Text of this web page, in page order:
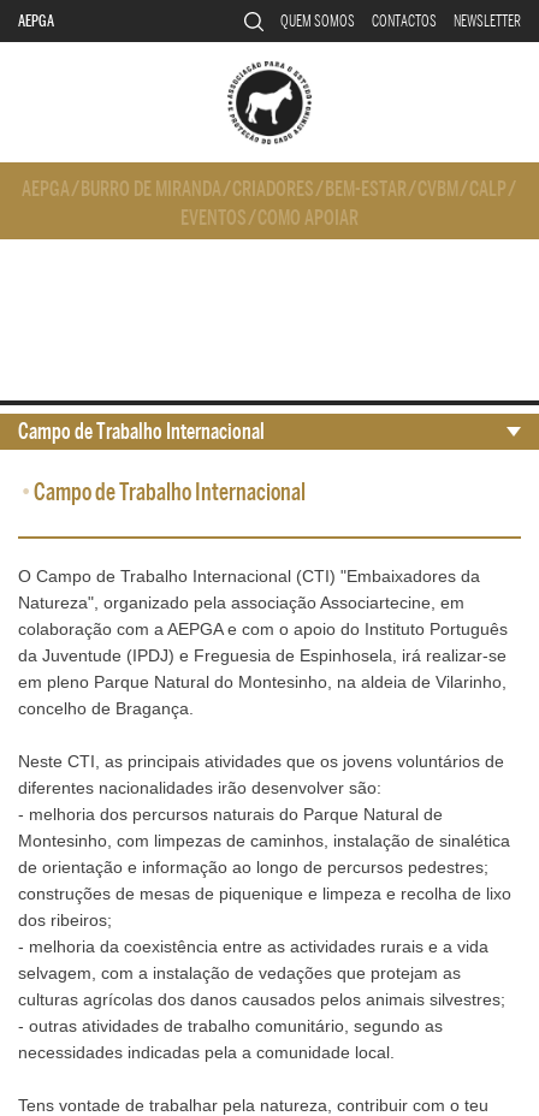
AEPGA QUEM SOMOS CONTACTOS NEWSLETTER
AEPGA/ BURRO DE MIRANDA/CRIADORES/ BEM-ESTAR/CVBM/CALP/
EVENTOS/COMO APOIAR
•Campo de Trabalho Internacional
O Campo de Trabalho Internacional (CTI) "Embaixadores da
Natureza", organizado pela associação Associartecine, em
colaboração com a AEPGA e com o apoio do Instituto Português
da Juventude (IPDJ) e Freguesia de Espinhosela, irá realizar-se
em pleno Parque Natural do Montesinho, na aldeia de Vilarinho,
concelho de Bragança.
Neste CTI, as principais atividades que os jovens voluntários de
diferentes nacionalidades irão desenvolver são:
- melhoria dos percursos naturais do Parque Natural de
Montesinho, com limpezas de caminhos, instalação de sinalética
de orientação e informação ao longo de percursos pedestres;
construções de mesas de piquenique e limpeza e recolha de lixo
dos ribeiros;
- melhoria da coexistência entre as actividades rurais e a vida
selvagem, com a instalação de vedações que protejam as
culturas agrícolas dos danos causados pelos animais silvestres;
- outras atividades de trabalho comunitário, segundo as
necessidades indicadas pela a comunidade local.
Tens vontade de trabalhar pela natureza, contribuir com o teu
Campo de Trabalho Internacional